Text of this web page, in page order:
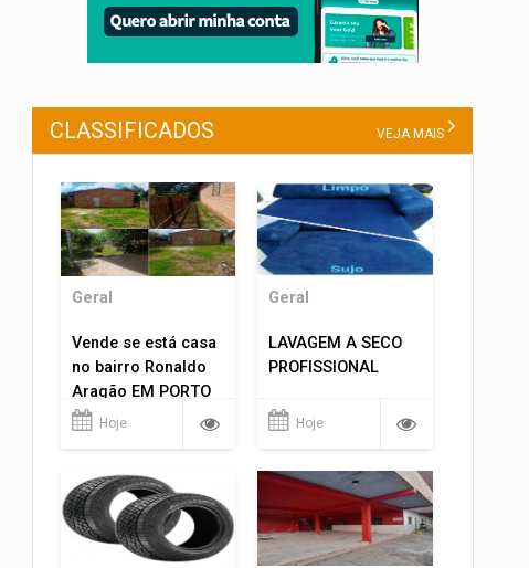
CLASSIFICADOS VEJA MAIS
Geral
Vende se está casa
no bairro Ronaldo
Aragão EM PORTO
VELHO RO.
Hoje
Geral
LAVAGEM A SECO
PROFISSIONAL
Hoje